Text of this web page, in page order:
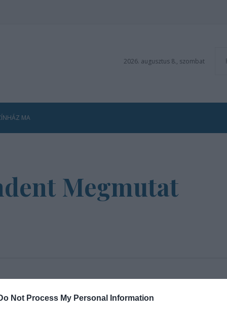
Not Process My Personal Information
2026. augusztus 8., szombat
MA
Megmutat
A TÁP Varieté Performansz és Színház
lehetünk tanúi. Ne hagyják ki!